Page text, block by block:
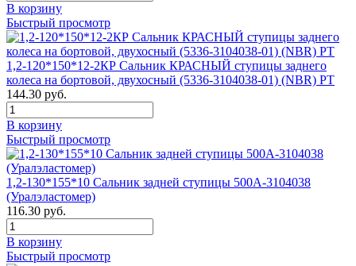
В корзину
Быстрый просмотр
1,2-120*150*12-2КР Сальник КРАСНЫЙ ступицы заднего
колеса на бортовой, двухосный (5336-3104038-01) (NBR) РТ
144.30 руб.
В корзину
Быстрый просмотр
1,2-130*155*10 Сальник задней ступицы 500А-3104038
(Уралэластомер)
116.30 руб.
В корзину
Быстрый просмотр